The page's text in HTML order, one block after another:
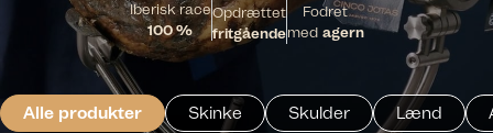
Iberisk race
100 %
Opdrættet
fritgående
Fodret
med agern
Alle produkter Skinke Skulder Lænd